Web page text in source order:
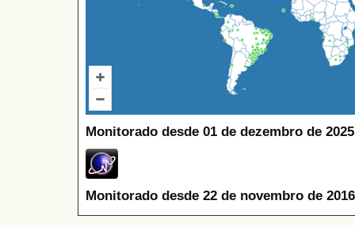
Monitorado desde 01 de dezembro de
Monitorado desde 22 de novembro de